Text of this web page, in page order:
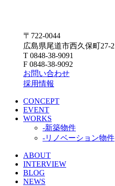
〒722-0044
広島県尾道市西久保町27-2
T 0848-38-9091
F 0848-38-9092
お問い合わせ
採用情報
CONCEPT
EVENT
WORKS
-新築物件
-リノベーション物件
ABOUT
INTERVIEW
BLOG
NEWS